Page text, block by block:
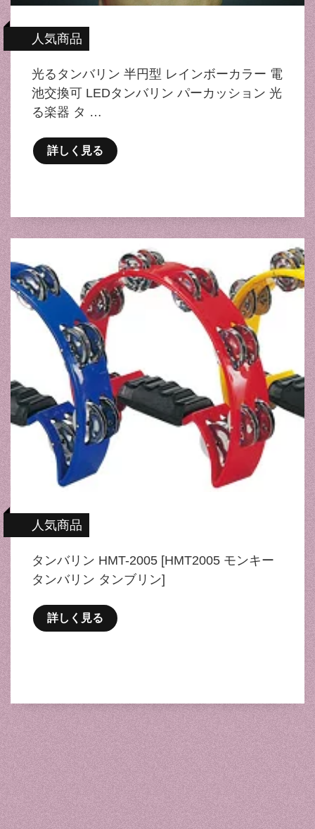
人気商品
光るタンバリン 半円型 レインボーカラー 電
池交換可 LEDタンバリン パーカッション 光
る楽器 タ …
詳しく見る
人気商品
タンバリン HMT-2005 [HMT2005 モンキー
タンバリン タンブリン]
詳しく見る